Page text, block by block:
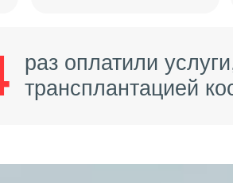
раз оплатили
трансплантацией